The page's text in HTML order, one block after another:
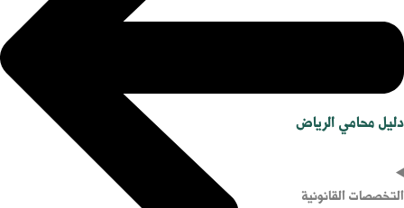
الرئيسية
دليل محامي الرياض
التخصصات القانونية